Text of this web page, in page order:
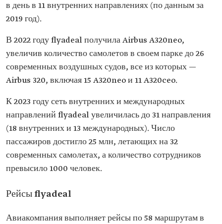
в день в 11 внутренних направлениях (по данным за
2019 год).
В 2022 году flyadeal получила Airbus A320neo,
увеличив количество самолетов в своем парке до 26
современных воздушных судов, все из которых —
Airbus 320, включая 15 A320neo и 11 A320ceo.
К 2023 году сеть внутренних и международных
направлений flyadeal увеличилась до 31 направления
(18 внутренних и 13 международных). Число
пассажиров достигло 25 млн, летающих на 32
современных самолетах, а количество сотрудников
превысило 1000 человек.
Рейсы flyadeal
Авиакомпания выполняет рейсы по 58 маршрутам в